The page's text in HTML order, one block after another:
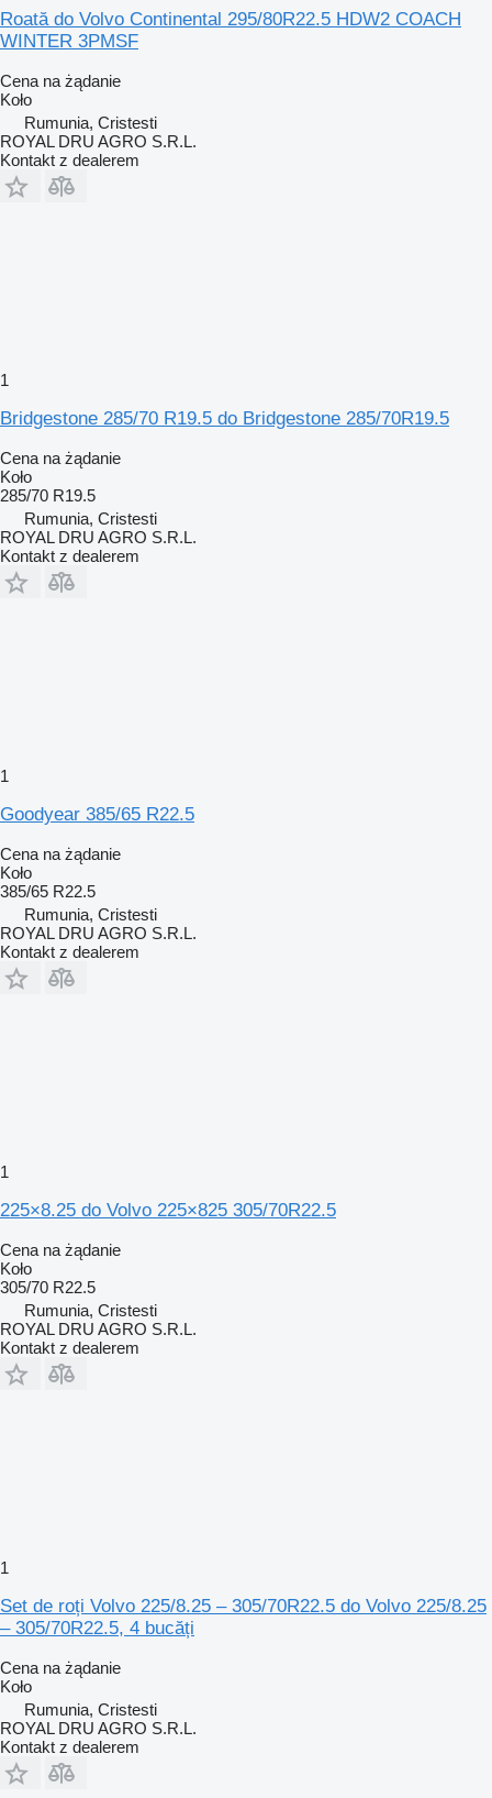
Roată do Volvo Continental 295/80R22.5 HDW2 COACH
WINTER 3PMSF
Cena na żądanie
Koło
Rumunia, Cristesti
ROYAL DRU AGRO S.R.L.
Kontakt z dealerem
1
Bridgestone 285/70 R19.5 do Bridgestone 285/70R19.5
Cena na żądanie
Koło
285/70 R19.5
Rumunia, Cristesti
ROYAL DRU AGRO S.R.L.
Kontakt z dealerem
1
Goodyear 385/65 R22.5
Cena na żądanie
Koło
385/65 R22.5
Rumunia, Cristesti
ROYAL DRU AGRO S.R.L.
Kontakt z dealerem
1
225×8.25 do Volvo 225×825 305/70R22.5
Cena na żądanie
Koło
305/70 R22.5
Rumunia, Cristesti
ROYAL DRU AGRO S.R.L.
Kontakt z dealerem
1
Set de roți Volvo 225/8.25 – 305/70R22.5 do Volvo 225/8.25
– 305/70R22.5, 4 bucăți
Cena na żądanie
Koło
Rumunia, Cristesti
ROYAL DRU AGRO S.R.L.
Kontakt z dealerem